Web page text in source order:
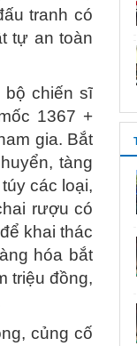
tranh có
tự an toàn
chiến sĩ
1367 +
gia. Bắt
tàng
các loại,
rượu có
khai thác
hóa bắt
triệu đồng,
củng cố